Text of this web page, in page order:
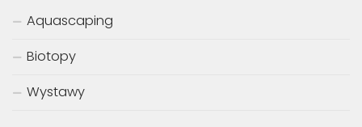
Aquascaping
Biotopy
Wystawy